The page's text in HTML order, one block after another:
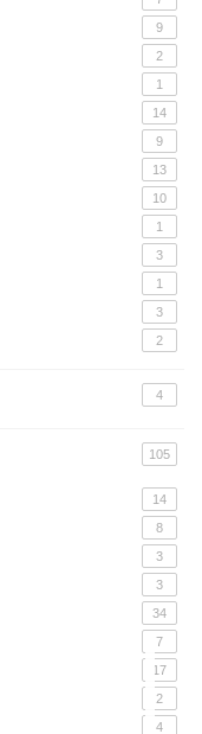
9
2
1
14
9
13
10
1
3
1
3
2
4
105
14
8
3
3
34
7
17
2
4
セブンイ
の低い食
キング！
ダイエッ
ドラック